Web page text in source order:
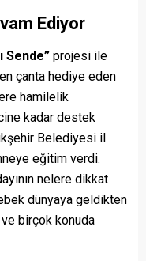
Ediyor
Sende” projesi ile
çanta hediye eden
hamilelik
kadar destek
Belediyesi il
eğitim verdi.
nelere dikkat
dünyaya geldikten
ve birçok konuda